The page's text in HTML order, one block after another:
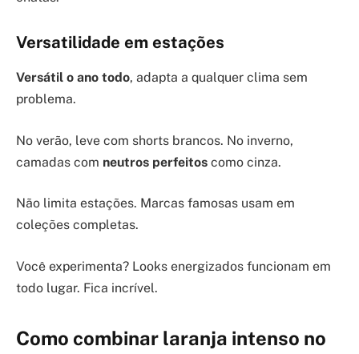
Versatilidade em estações
Versátil o ano todo, adapta a qualquer clima sem
problema.
No verão, leve com shorts brancos. No inverno,
camadas com neutros perfeitos como cinza.
Não limita estações. Marcas famosas usam em
coleções completas.
Você experimenta? Looks energizados funcionam em
todo lugar. Fica incrível.
Como combinar laranja intenso no